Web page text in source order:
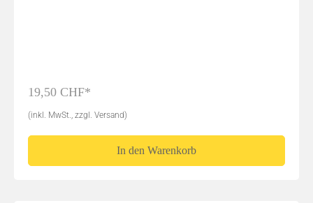
19,50 CHF*
(inkl. MwSt., zzgl. Versand)
In den Warenkorb